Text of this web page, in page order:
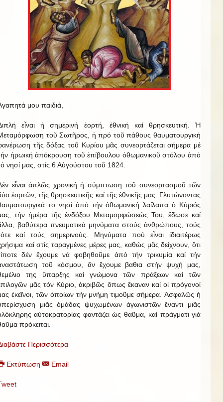
μου παιδιά,
εἶναι ἡ σημερινή ἑορτή, ἐθνική καί θρησκευτική. Ἡ
τοῦ Σωτῆρος, ἡ πρό τοῦ πάθους θαυματουργική
τῆς δόξας τοῦ Κυρίου μᾶς συνεορτάζεται σήμερα μέ
ἡρωική ἀπόκρουση τοῦ ἐπίβουλου ὀθωμανικοῦ στόλου ἀπό
νησί μας, στίς 6 Αὐγούστου τοῦ 1824.
εἶναι ἁπλῶς χρονική ἡ σύμπτωση τοῦ συνεορτασμοῦ τῶν
ἑορτῶν, τῆς θρησκευτικῆς καί τῆς ἐθνικῆς μας. Γλυτώνοντας
το νησί ἀπό τήν ὀθωμανική λαίλαπα ὁ Κύριός
τήν ἡμέρα τῆς ἐνδόξου Μεταμορφώσεώς Του, ἔδωσε καί
βαθύτερα πνευματικά μηνύματα στούς ἀνθρώπους, τούς
καί τούς σημερινούς. Μηνύματα πού εἶναι ἰδιαιτέρως
καί στίς ταραγμένες μέρες μας, καθώς μᾶς δείχνουν, ὅτι
δέν ἔχουμε νά φοβηθοῦμε ἀπό τήν τρικυμία καί τήν
τοῦ κόσμου, ἄν ἔχουμε βαθια στήν ψυχή μας,
της ὕπαρξης καί γνώμονα τῶν πράξεων καί τῶν
μᾶς τόν Κύριο, ἀκριβῶς ὅπως ἔκαναν καί οἱ πρόγονοί
ἐκεῖνοι, τῶν ὁποίων τήν μνήμη τιμοῦμε σήμερα. Ἀσφαλῶς ἡ
μιᾶς ὁμάδας ψυχωμένων ἀγωνιστῶν ἔναντι μιᾶς
αὐτοκρατορίας φαντάζει ὡς θαῦμα, καί πράγματι γιά
πρόκειται.
Περισσότερα
Εκτύπωση Email